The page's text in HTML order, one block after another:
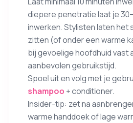
diepere penetratie laat je
inwerken. Stylisten laten het
zitten (of onder een warme
bij gevoelige hoofdhuid vast
aanbevolen gebruikstijd.
Spoel uit en volg met je
shampoo + conditioner.
Insider-tip: zet na
warme handdoek of lage